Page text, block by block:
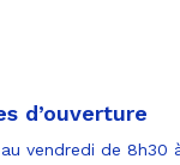
d’ouverture
vendredi de 8h30